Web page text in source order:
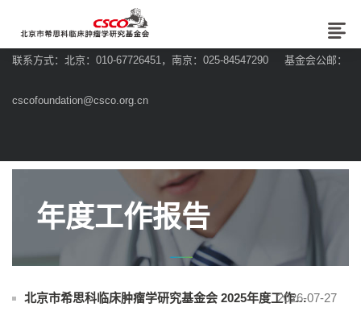
联系方式：北京：010-67726451，南京：025-84547290 基金会公邮：
cscofoundation@csco.org.cn
年度工作报告
2026-07-27
北京市希思科临床肿瘤学研究基金会 2025年度工作报告